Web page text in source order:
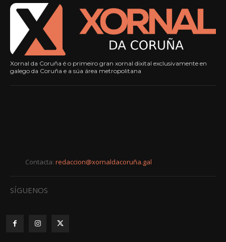
Xornal da Coruña é o primeiro gran xornal dixital exclusivamente en
galego da Coruña e a súa área metropolitana
Contacta: redaccion@xornaldacoruña.gal
SÍGUENOS